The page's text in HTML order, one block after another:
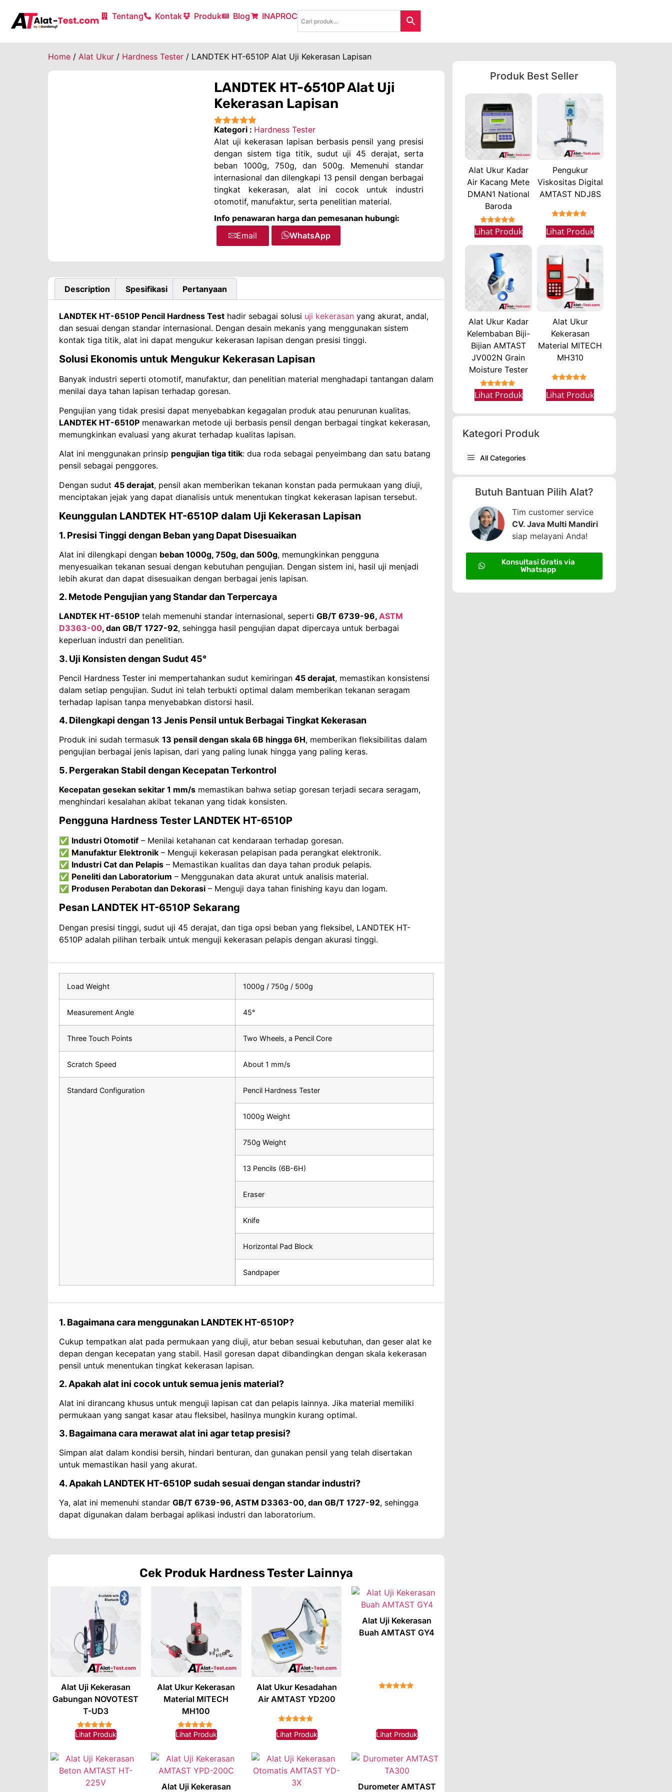
Tentang Kontak Produk Blog INAPROC
Home / Alat Ukur / Hardness Tester / LANDTEK HT-6510P Alat Uji Kekerasan Lapisan
LANDTEK HT-6510P Alat Uji
Kekerasan Lapisan
★★★★★
Kategori : Hardness Tester
Alat uji kekerasan lapisan berbasis pensil yang presisi
dengan sistem tiga titik, sudut uji 45 derajat, serta
beban 1000g, 750g, dan 500g. Memenuhi standar
internasional dan dilengkapi 13 pensil dengan berbagai
tingkat kekerasan, alat ini cocok untuk industri
otomotif, manufaktur, serta penelitian material.
Info penawaran harga dan pemesanan hubungi:
Email WhatsApp
Description Spesifikasi Pertanyaan
LANDTEK HT-6510P Pencil Hardness Test hadir sebagai solusi uji kekerasan yang akurat, andal,
dan sesuai dengan standar internasional. Dengan desain mekanis yang menggunakan sistem
kontak tiga titik, alat ini dapat mengukur kekerasan lapisan dengan presisi tinggi.
Solusi Ekonomis untuk Mengukur Kekerasan Lapisan
Banyak industri seperti otomotif, manufaktur, dan penelitian material menghadapi tantangan dalam
menilai daya tahan lapisan terhadap goresan.
Pengujian yang tidak presisi dapat menyebabkan kegagalan produk atau penurunan kualitas.
LANDTEK HT-6510P menawarkan metode uji berbasis pensil dengan berbagai tingkat kekerasan,
memungkinkan evaluasi yang akurat terhadap kualitas lapisan.
Alat ini menggunakan prinsip pengujian tiga titik: dua roda sebagai penyeimbang dan satu batang
pensil sebagai penggores.
Dengan sudut 45 derajat, pensil akan memberikan tekanan konstan pada permukaan yang diuji,
menciptakan jejak yang dapat dianalisis untuk menentukan tingkat kekerasan lapisan tersebut.
Keunggulan LANDTEK HT-6510P dalam Uji Kekerasan Lapisan
1. Presisi Tinggi dengan Beban yang Dapat Disesuaikan
Alat ini dilengkapi dengan beban 1000g, 750g, dan 500g, memungkinkan pengguna
menyesuaikan tekanan sesuai dengan kebutuhan pengujian. Dengan sistem ini, hasil uji menjadi
lebih akurat dan dapat disesuaikan dengan berbagai jenis lapisan.
2. Metode Pengujian yang Standar dan Terpercaya
LANDTEK HT-6510P telah memenuhi standar internasional, seperti GB/T 6739-96, ASTM
D3363-00, dan GB/T 1727-92, sehingga hasil pengujian dapat dipercaya untuk berbagai
keperluan industri dan penelitian.
3. Uji Konsisten dengan Sudut 45°
Pencil Hardness Tester ini mempertahankan sudut kemiringan 45 derajat, memastikan konsistensi
dalam setiap pengujian. Sudut ini telah terbukti optimal dalam memberikan tekanan seragam
terhadap lapisan tanpa menyebabkan distorsi hasil.
4. Dilengkapi dengan 13 Jenis Pensil untuk Berbagai Tingkat Kekerasan
Produk ini sudah termasuk 13 pensil dengan skala 6B hingga 6H, memberikan fleksibilitas dalam
pengujian berbagai jenis lapisan, dari yang paling lunak hingga yang paling keras.
5. Pergerakan Stabil dengan Kecepatan Terkontrol
Kecepatan gesekan sekitar 1 mm/s memastikan bahwa setiap goresan terjadi secara seragam,
menghindari kesalahan akibat tekanan yang tidak konsisten.
Pengguna Hardness Tester LANDTEK HT-6510P
✅ Industri Otomotif – Menilai ketahanan cat kendaraan terhadap goresan.
✅ Manufaktur Elektronik – Menguji kekerasan pelapisan pada perangkat elektronik.
✅ Industri Cat dan Pelapis – Memastikan kualitas dan daya tahan produk pelapis.
✅ Peneliti dan Laboratorium – Menggunakan data akurat untuk analisis material.
✅ Produsen Perabotan dan Dekorasi – Menguji daya tahan finishing kayu dan logam.
Pesan LANDTEK HT-6510P Sekarang
Dengan presisi tinggi, sudut uji 45 derajat, dan tiga opsi beban yang fleksibel, LANDTEK HT-
6510P adalah pilihan terbaik untuk menguji kekerasan pelapis dengan akurasi tinggi.
Load Weight 1000g / 750g / 500g
Measurement Angle 45°
Three Touch Points Two Wheels, a Pencil Core
Scratch Speed About 1 mm/s
Standard Configuration Pencil Hardness Tester
1000g Weight
750g Weight
13 Pencils (6B-6H)
Eraser
Knife
Horizontal Pad Block
Sandpaper
1. Bagaimana cara menggunakan LANDTEK HT-6510P?
Cukup tempatkan alat pada permukaan yang diuji, atur beban sesuai kebutuhan, dan geser alat ke
depan dengan kecepatan yang stabil. Hasil goresan dapat dibandingkan dengan skala kekerasan
pensil untuk menentukan tingkat kekerasan lapisan.
2. Apakah alat ini cocok untuk semua jenis material?
Alat ini dirancang khusus untuk menguji lapisan cat dan pelapis lainnya. Jika material memiliki
permukaan yang sangat kasar atau fleksibel, hasilnya mungkin kurang optimal.
3. Bagaimana cara merawat alat ini agar tetap presisi?
Simpan alat dalam kondisi bersih, hindari benturan, dan gunakan pensil yang telah disertakan
untuk memastikan hasil yang akurat.
4. Apakah LANDTEK HT-6510P sudah sesuai dengan standar industri?
Ya, alat ini memenuhi standar GB/T 6739-96, ASTM D3363-00, dan GB/T 1727-92, sehingga
dapat digunakan dalam berbagai aplikasi industri dan laboratorium.
Cek Produk Hardness TesterLainnya
Alat Uji Kekerasan
Gabungan NOVOTEST
T-UD3
★★★★★
Lihat Produk
Alat Ukur Kekerasan
Material MITECH
MH100
★★★★★
Lihat Produk
Alat Ukur Kesadahan
Air AMTAST YD200
★★★★★
Lihat Produk
Alat Uji Kekerasan
Buah AMTAST GY4
Lihat Produk
Alat Uji Kekerasan Durometer AMTAST
Produk Best Seller
Alat Ukur Kadar
Air Kacang Mete
DMAN1 National
Baroda
★★★★★
Lihat Produk
Pengukur
Viskositas Digital
AMTAST NDJ8S
Lihat Produk
Alat Ukur Kadar
Kelembaban Biji-
Bijian AMTAST
JV002N Grain
Moisture Tester
★★★★★
Lihat Produk
Alat Ukur
Kekerasan
Material MITECH
MH310
Lihat Produk
Kategori Produk
All Categories
Butuh Bantuan Pilih Alat?
Tim customer service
CV. Java Multi Mandiri
siap melayani Anda!
Konsultasi Gratis via
Whatsapp